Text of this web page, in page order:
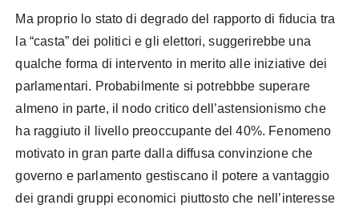
Ma proprio lo stato di degrado del rapporto di fiducia tra
la “casta” dei politici e gli elettori, suggerirebbe una
qualche forma di intervento in merito alle iniziative dei
parlamentari. Probabilmente si potrebbbe superare
almeno in parte, il nodo critico dell’astensionismo che
ha raggiuto il livello preoccupante del 40%. Fenomeno
motivato in gran parte dalla diffusa convinzione che
governo e parlamento gestiscano il potere a vantaggio
dei grandi gruppi economici piuttosto che nell’interesse